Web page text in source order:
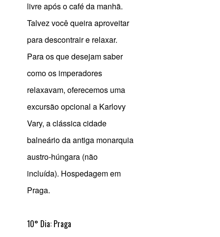
livre após o café da manhã.
Talvez você queira aproveitar
para descontrair e relaxar.
Para os que desejam saber
como os imperadores
relaxavam, oferecemos uma
excursão opcional a Karlovy
Vary, a clássica cidade
balneário da antiga monarquia
austro-húngara (não
incluída). Hospedagem em
Praga.
10° Dia: Praga